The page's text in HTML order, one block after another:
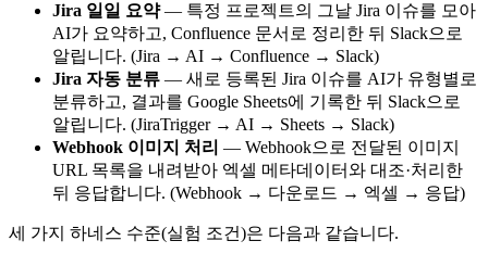
Jira 일일 요약— 특정 프로젝트의 그날 Jira 이슈를 모아
AI가 요약하고, Confluence 문서로 정리한 뒤 Slack으로
알립니다. (Jira → AI → Confluence → Slack)
Jira 자동 분류 — 새로 등록된 Jira 이슈를 AI가 유형별로
분류하고, 결과를 Google Sheets에 기록한 뒤 Slack으로
알립니다. (JiraTrigger → AI → Sheets → Slack)
Webhook 이미지 처리 — Webhook으로 전달된 이미지
URL 목록을 내려받아 엑셀 메타데이터와 대조·처리한
뒤 응답합니다. (Webhook → 다운로드 → 엑셀 → 응답)
세 가지 하네스 수준(실험 조건)은 다음과 같습니다.